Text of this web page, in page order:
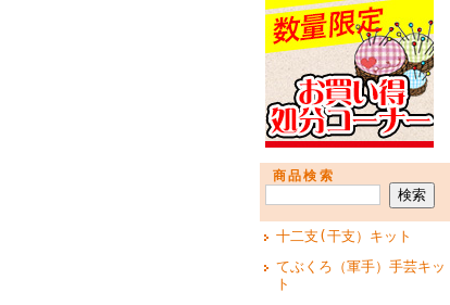
商品検索
十二支(干支）キット
てぶくろ（軍手）手芸キッ
ト